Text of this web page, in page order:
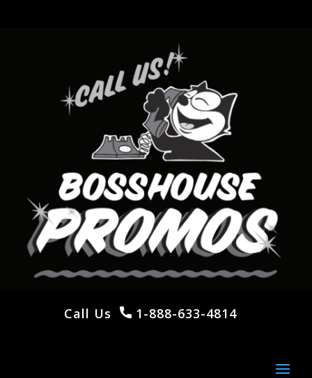
Call Us 1-888-633-4814